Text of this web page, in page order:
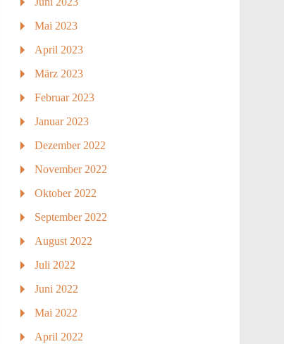
Mai 2023
April 2023
März 2023
Februar 2023
Januar 2023
Dezember 2022
November 2022
Oktober 2022
September 2022
August 2022
Juli 2022
Juni 2022
Mai 2022
April 2022